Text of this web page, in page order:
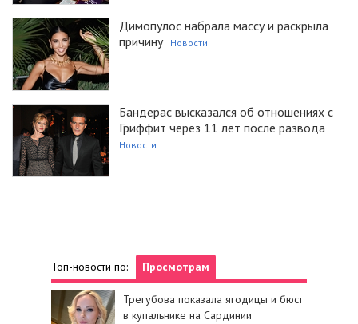
Димопулос набрала массу и раскрыла
причину
Новости
Бандерас высказался об отношениях с
Гриффит через 11 лет после развода
Новости
Топ-новости по: Просмотрам
Трегубова показала ягодицы и бюст
в купальнике на Сардинии